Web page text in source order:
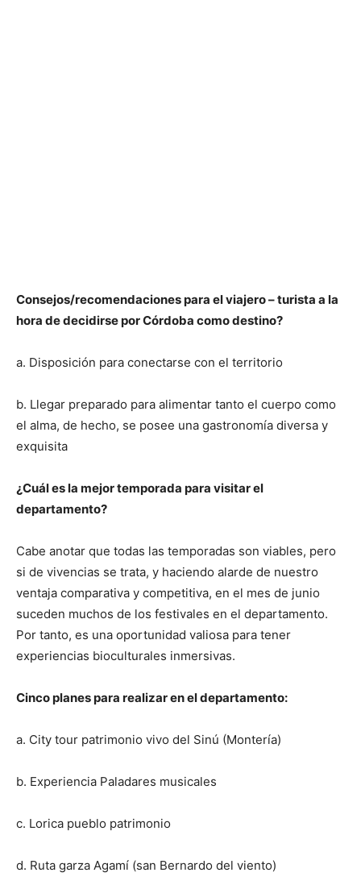
Consejos/recomendaciones para el viajero – turista a la
hora de decidirse por Córdoba como destino?
a. Disposición para conectarse con el territorio
b. Llegar preparado para alimentar tanto el cuerpo como
el alma, de hecho, se posee una gastronomía diversa y
exquisita
¿Cuál es la mejor temporada para visitar el
departamento?
Cabe anotar que todas las temporadas son viables, pero
si de vivencias se trata, y haciendo alarde de nuestro
ventaja comparativa y competitiva, en el mes de junio
suceden muchos de los festivales en el departamento.
Por tanto, es una oportunidad valiosa para tener
experiencias bioculturales inmersivas.
Cinco planes para realizar en el departamento:
a. City tour patrimonio vivo del Sinú (Montería)
b. Experiencia Paladares musicales
c. Lorica pueblo patrimonio
d. Ruta garza Agamí (san Bernardo del viento)